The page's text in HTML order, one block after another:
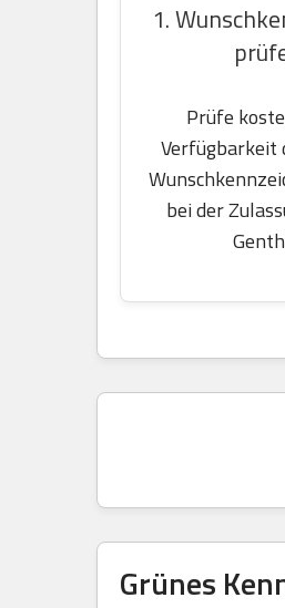
1.
Prüfe
Verfügbarkeit
bei der
Grünes